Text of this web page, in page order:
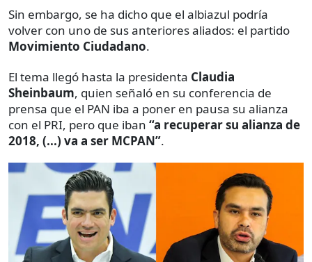
Sin embargo, se ha dicho que el albiazul podría
volver con uno de sus anteriores aliados: el partido
Movimiento Ciudadano.
El tema llegó hasta la presidenta Claudia
Sheinbaum, quien señaló en su conferencia de
prensa que el PAN iba a poner en pausa su alianza
con el PRI, pero que iban “a recuperar su alianza de
2018, (...) va a ser MCPAN”.